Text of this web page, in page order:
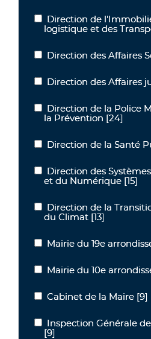
Direction de l'Immobilier, de la
Direction de
logistique et des
Direction des Affaires Scolaires
Direction des Affaires
Direction des Affaires juridiques
Direction des Affaires
Direction de la Police
Direction de la Police
la Prévention [24]
Direction de la Santé Publique
Direction de la Santé
Direction des Systèmes
Direction des
et du Numérique [15]
Direction de la Transition
Direction de la
du Climat [13]
Mairie du 19e arrondissement
Mairie du 19e
Mairie du 10e arrondissement
Mairie du 10e
Cabinet de la Maire
Cabinet de la Maire [9]
Inspection Générale de la Ville
Inspection Générale
[9]